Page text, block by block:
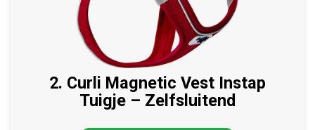
2. Curli Magnetic Vest Instap
Tuigje – Zelfsluitend